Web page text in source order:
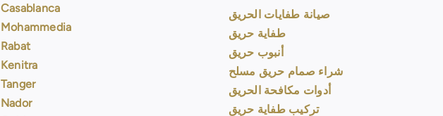
Casablanca
Mohammedia
Rabat
Kenitra
Tanger
Nador
صيانة طفايات الحريق
طفاية حريق
أنبوب حريق
شراء صمام حريق مسلح
أدوات مكافحة الحريق
تركيب طفاية حريق